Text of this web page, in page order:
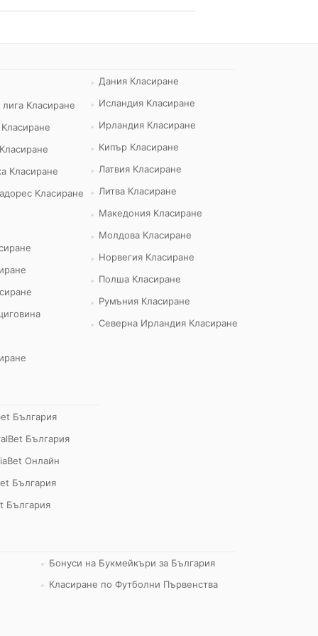
Класиране
Класиране
Класиране
Дания Класиране
Исландия Класиране
Ирландия Класиране
Кипър Класиране
Латвия Класиране
Литва Класиране
Македония Класиране
Молдова Класиране
Норвегия Класиране
Полша Класиране
Румъния Класиране
Северна Ирландия Класиране
България
България
Онлайн
България
България
Бонуси на Букмейкъри за България
Класиране по Футболни Първенства